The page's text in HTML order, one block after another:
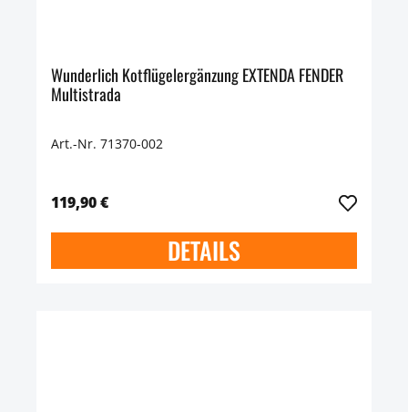
Wunderlich Kotflügelergänzung EXTENDA FENDER
Multistrada
Art.-Nr. 71370-002
119,90 €
DETAILS